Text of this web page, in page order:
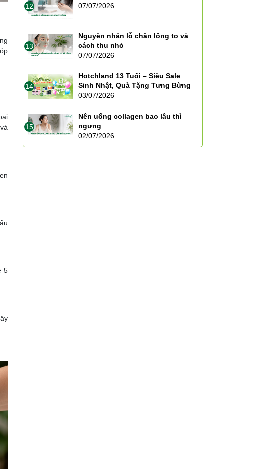
5
12
07/07/2026
13
Nguyên nhân lỗ chân lông to và
cách thu nhỏ
07/07/2026
14
Hotchland 13 Tuổi – Siêu Sale
Sinh Nhật, Quà Tặng Tưng Bừng
03/07/2026
15
Nên uống collagen bao lâu thì
ngưng
02/07/2026